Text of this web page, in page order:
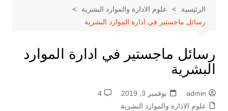
الرئيسية
علوم الادارة والموارد البشرية
رسائل ماجستير في ادارة الموارد البشرية
رسائل ماجستير في ادارة الموارد
البشرية
admin نوفمبر 3, 2019
4
علوم الادارة والموارد البشرية